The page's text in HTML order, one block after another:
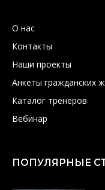
О нас
Контакты
Наши проекты
Анкеты гражданских
Каталог тренеров
Вебинар
ПОПУЛЯРНЫЕ